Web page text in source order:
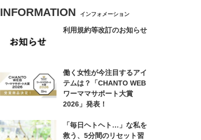
INFORMATION インフォメーション
利用規約等改訂のお知らせ
働く女性が今注目するアイ
テムは？「CHANTO WEB
ワーママサポート大賞
2026」発表！
「毎日ヘトヘト…」な私を
救う、5分間のリセット習